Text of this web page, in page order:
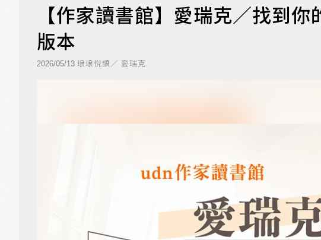
【作家讀書館】愛瑞克／找到
版本
2026/05/13 琅琅悅讀／ 愛瑞克